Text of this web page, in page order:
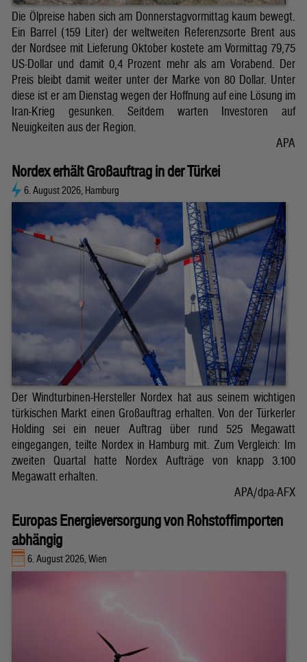
Die Ölpreise haben sich am Donnerstagvormittag kaum bewegt.
Ein Barrel (159 Liter) der weltweiten Referenzsorte Brent aus
der Nordsee mit Lieferung Oktober kostete am Vormittag 79,75
US-Dollar und damit 0,4 Prozent mehr als am Vorabend. Der
Preis bleibt damit weiter unter der Marke von 80 Dollar. Unter
diese ist er am Dienstag wegen der Hoffnung auf eine Lösung im
Iran-Krieg gesunken. Seitdem warten Investoren auf
Neuigkeiten aus der Region.
APA
Nordex erhält Großauftrag in der Türkei
6. August 2026, Hamburg
Der Windturbinen-Hersteller Nordex hat aus seinem wichtigen
türkischen Markt einen Großauftrag erhalten. Von der Türkerler
Holding sei ein neuer Auftrag über rund 525 Megawatt
eingegangen, teilte Nordex in Hamburg mit. Zum Vergleich: Im
zweiten Quartal hatte Nordex Aufträge von knapp 3.100
Megawatt erhalten.
APA/dpa-AFX
Europas Energieversorgung von Rohstoffimporten
abhängig
6. August 2026, Wien